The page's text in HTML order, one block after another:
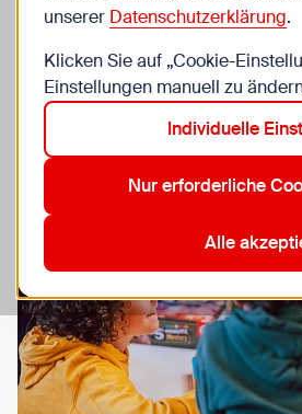
Kinder- und Jugendangebote
umzusetzen. Entdeckt hier
Organisationsstruktur, die
unserer Datenschutzerklärung.
Klicken Sie auf „Cookie-
Einstellungen manuell zu
Individuelle
Nur erforderliche
Alle